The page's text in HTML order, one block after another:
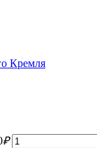
Кремля
₽